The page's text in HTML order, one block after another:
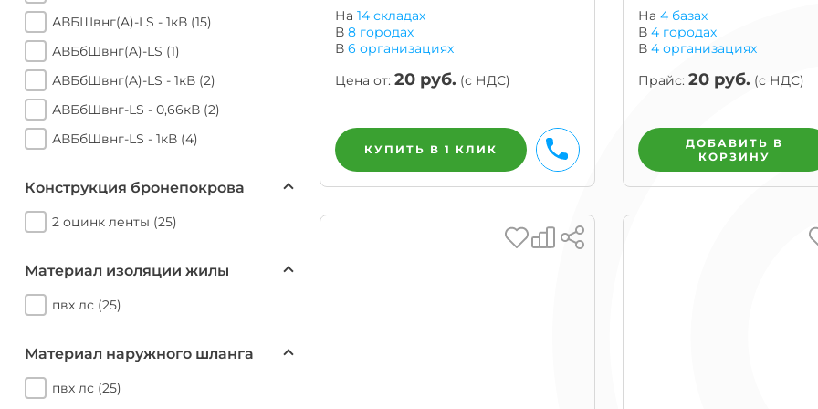
или
Замену
АВБШвнг(A)-LS - 1кВ (15)
АВБбШвнг(A)-LS (1)
АВБбШвнг(A)-LS - 1кВ (2)
АВБбШвнг-LS - 0,66кВ (2)
АВБбШвнг-LS - 1кВ (4)
Конструкция бронепокрова
2 оцинк ленты (25)
Материал изоляции жилы
пвх лс (25)
Материал наружного шланга
пвх лс (25)
На 14 складах
В 8городах
В 6 организациях
Цена от: 20руб. (с НДС)
КУПИТЬ В 1 КЛИК БЫСТРЫЙ ЗАКАЗ
На 4 базах
В 4 городах
В 4 организациях
Прайс: 20 руб. (с НДС)
ДОБАВИТЬ В
КОРЗИНУ